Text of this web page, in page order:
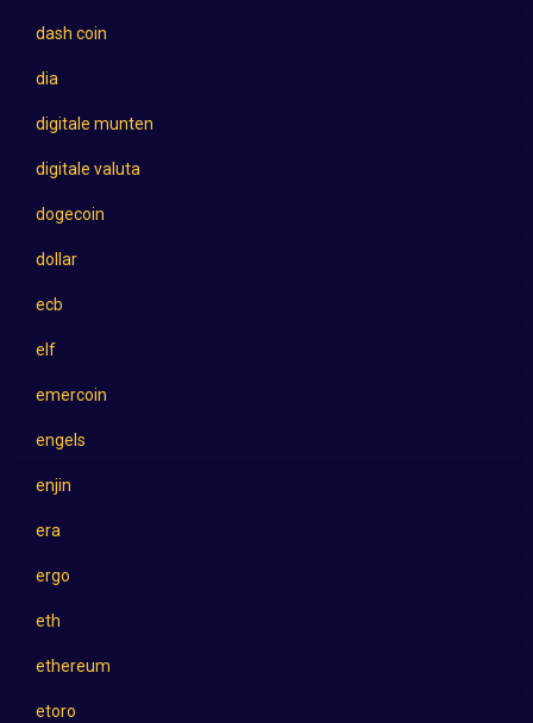
dash coin
dia
digitale munten
digitale valuta
dogecoin
dollar
ecb
elf
emercoin
engels
enjin
era
ergo
eth
ethereum
etoro